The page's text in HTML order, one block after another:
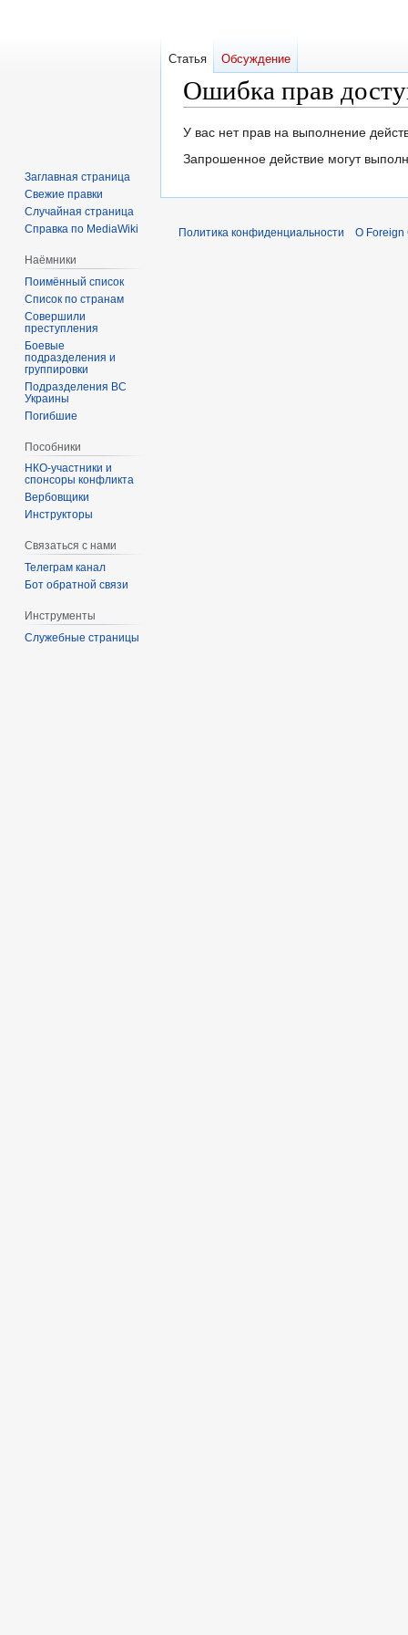
Ошибка прав
Перейти
к
Перейти
к
У вас нет прав на выполнение
Запрошенное действие могут
Статья Обсуждение
Заглавная страница
Свежие правки
Случайная страница
Справка по MediaWiki
Наёмники
Поимённый список
Список по странам
Совершили
преступления
Боевые
подразделения и
группировки
Подразделения ВС
Украины
Погибшие
Пособники
спонсоры конфликта
‏‎Вербовщики
Инструкторы
Связаться с нами
Телеграм канал
Бот обратной связи
Инструменты
Служебные страницы
Политика конфиденциальности О Foreign